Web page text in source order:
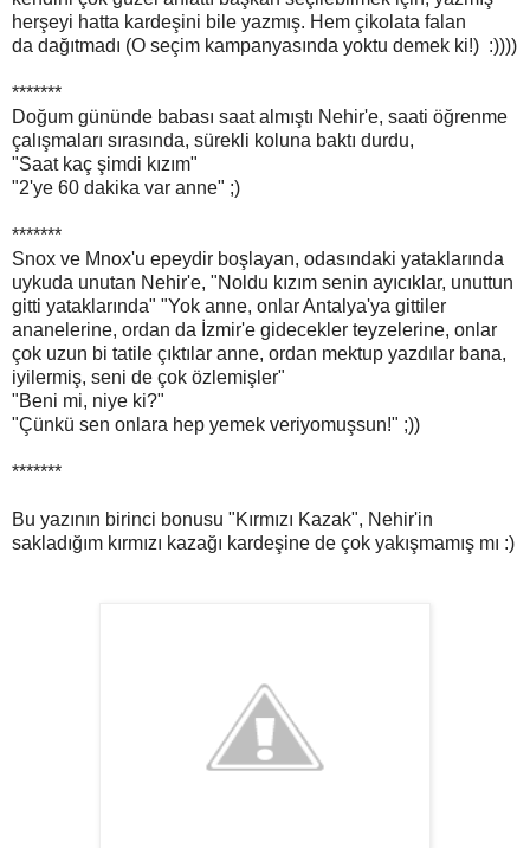
herşeyi hatta kardeşini bile yazmış. Hem çikolata falan
da dağıtmadı (O seçim kampanyasında yoktu demek ki!) :))))
*******
Doğum gününde babası saat almıştı Nehir'e, saati öğrenme
çalışmaları sırasında, sürekli koluna baktı durdu,
"Saat kaç şimdi kızım"
"2'ye 60 dakika var anne" ;)
*******
Snox ve Mnox'u epeydir boşlayan, odasındaki yataklarında
uykuda unutan Nehir'e, "Noldu kızım senin ayıcıklar, unuttun
gitti yataklarında" "Yok anne, onlar Antalya'ya gittiler
ananelerine, ordan da İzmir'e gidecekler teyzelerine, onlar
çok uzun bi tatile çıktılar anne, ordan mektup yazdılar bana,
iyilermiş, seni de çok özlemişler"
"Beni mi, niye ki?"
"Çünkü sen onlara hep yemek veriyomuşsun!" ;))
*******
Bu yazının birinci bonusu "Kırmızı Kazak", Nehir'in
sakladığım kırmızı kazağı kardeşine de çok yakışmamış mı :)